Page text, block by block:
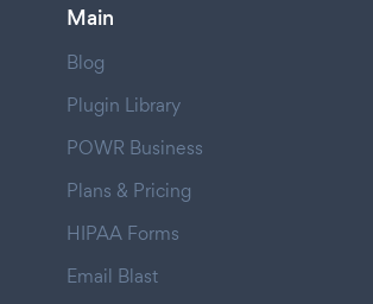
Main
Blog
Plugin Library
POWR Business
Plans & Pricing
HIPAA Forms
Email Blast